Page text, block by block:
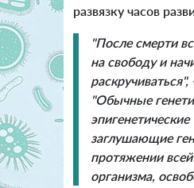
развязку часов
"После смерти
на свободу и
раскручиваться",
"Обычные
заглушающие
протяжении
организма,